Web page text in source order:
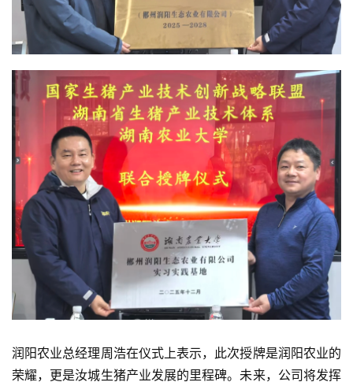
分
析
报
告
数
据
今
润阳农业总经理周浩在仪式上表示，此次授牌是润阳农业的
荣耀，更是汝城生猪产业发展的里程碑。未来，公司将发挥